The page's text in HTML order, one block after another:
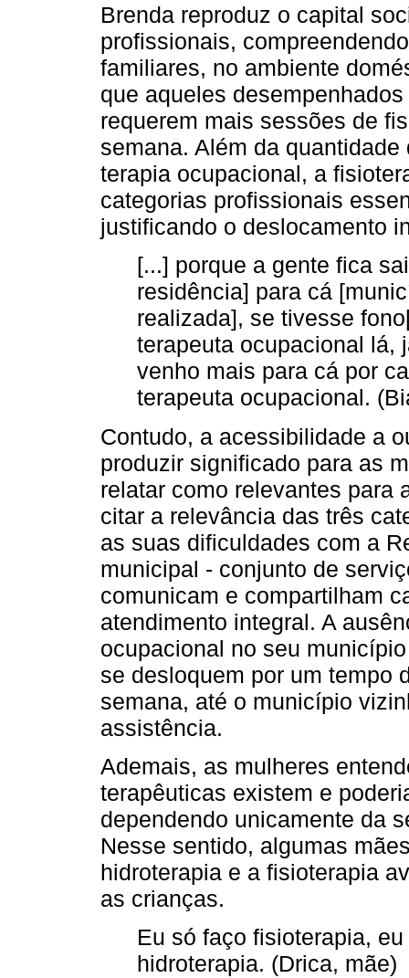
Brenda reproduz o capital
profissionais,
familiares, no ambiente
que aqueles
requerem mais sessões de
semana. Além da
terapia ocupacional, a
categorias profissionais
justificando o deslocamento
[...] porque a gente fica
residência] para cá
realizada], se tivesse
terapeuta ocupacional lá,
venho mais para cá por
terapeuta ocupacional.
Contudo, a acessibilidade a
produzir significado para as
relatar como relevantes para
citar a relevância das três
as suas dificuldades com a
municipal - conjunto de
comunicam e compartilham
atendimento integral. A
ocupacional no seu
se desloquem por um tempo
semana, até o município
assistência.
Ademais, as mulheres
terapêuticas existem e
dependendo unicamente da
Nesse sentido, algumas
hidroterapia e a fisioterapia
as crianças.
Eu só faço fisioterapia,
hidroterapia. (Drica, mãe)